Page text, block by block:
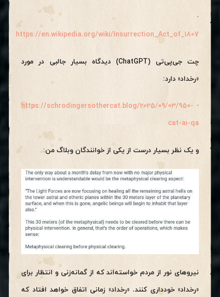
·
https://en.wikipedia.org/wiki/Insurrection_Act_of_1807
چت جی‌پی‌تی (ChatGPT) دیدگاه بسیار جالبی در مورد
«رخداد» دارد:
·
https://schrodingersothercat.blog/2025/09/03/950-
cat-ai-qa
و یک نظر بسیار درست از یکی از خوانندگان وبلاگ من:
نیروهای نور از مردم خواسته‌اند که از گمانه‌زنی و انتظار برای
«رخداد» خودداری کنند. «رخداد» زمانی اتفاق خواهد افتاد که